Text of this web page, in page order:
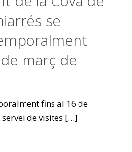
se
març de
fins al 16 de
de visites […]